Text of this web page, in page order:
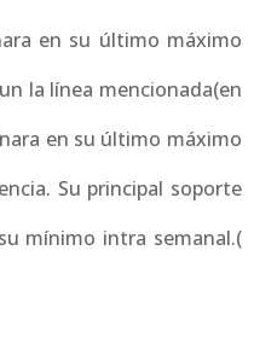
en su último máximo
la línea mencionada(en
en su último máximo
Su principal soporte
mínimo intra semanal.(